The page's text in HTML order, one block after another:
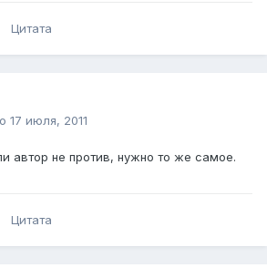
Цитата
17 июля, 2011
автор не против, нужно то же самое.
Цитата